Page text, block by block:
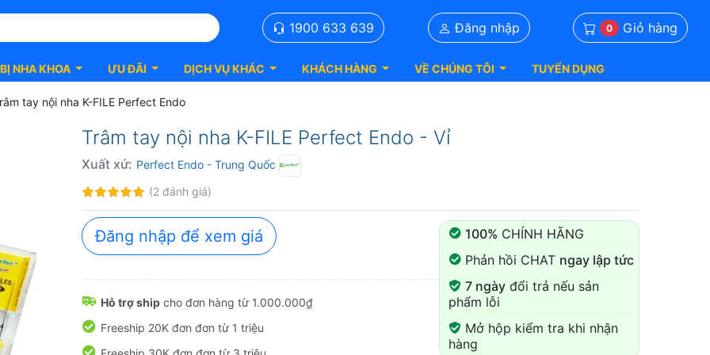
1900 633 639 Đăng nhập 0 Giỏ hàng
NHA KHOA ƯU ĐÃI DỊCH VỤ KHÁC KHÁCH HÀNG VỀ CHÚNG TÔI TUYỂN DỤNG
tay nội nha K-FILE Perfect Endo
Trâm tay nội nha K-FILE Perfect Endo - Vỉ
Xuất xứ: Perfect Endo - Trung Quốc
Đánh
giá:
100%
(2 đánh giá)
100% CHÍNH HÃNG
Phản hồi CHAT ngay lập tức
7 ngàyđổi trả nếu sản
phẩm lỗi
Mở hộp kiểm tra khi nhận
hàng
Đăng nhập để xem giá
Hỗ trợ ship cho đơn hàng từ 1.000.000₫
Freeship 20K đơn đơn từ 1 triệu